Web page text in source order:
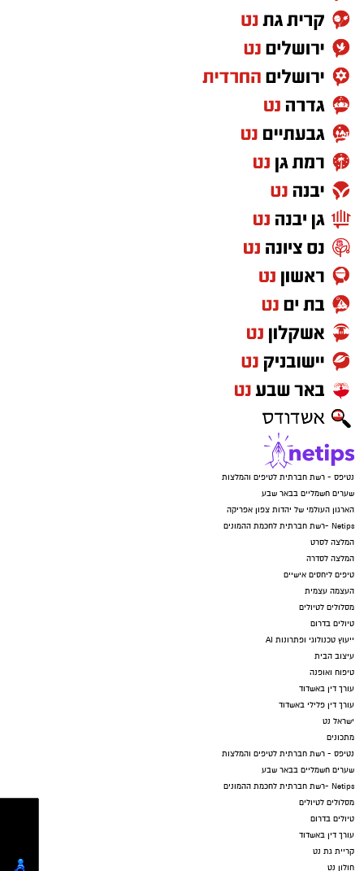
נטיפס - רשת חברתית לטיפים והמלצות
שערים חשמליים בבאר שבע
הארגון העולמי של יהדות צפון אפריקה
Netips -רשת חברתית לחכמת ההמונים
המלצה לסרט
המלצה לסדרה
טיפים ליחסים אישיים
העצמה עצמית
מסלולים לטיולים
טיולים בדרום
ייעוץ טכנולוגי ופתרונות AI
עיצוב הבית
טיפוח ואופנה
עורך דין באשדוד
עורך דין פלילי באשדוד
ישראל נט
מתכונים
נטיפס - רשת חברתית לטיפים והמלצות
שערים חשמליים בבאר שבע
Netips -רשת חברתית לחכמת ההמונים
מסלולים לטיולים
טיולים בדרום
עורך דין באשדוד
קריית גת נט
חולון נט